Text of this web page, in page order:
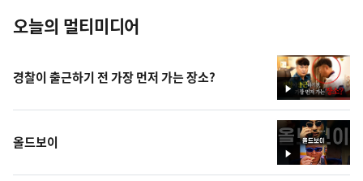
오늘의 멀티미디어
영
상
경찰이 출근하기 전 가장 먼저 가는 장소?
영
상
올드보이